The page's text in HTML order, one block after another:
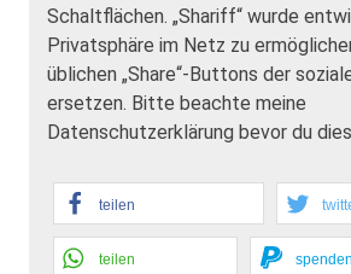
Schaltflächen. „Shariff“ wurde
Privatsphäre im Netz zu
üblichen „Share“-Buttons der
ersetzen. Bitte beachte meine
Datenschutzerklärung bevor du
teilen
teilen spenden